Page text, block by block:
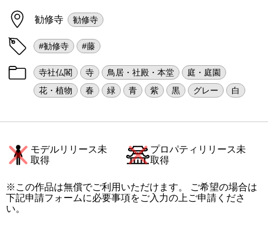
勧修寺 勧修寺
#勧修寺 #藤
寺社仏閣 寺 鳥居・社殿・本堂
庭・庭園
花・植物
春 緑 青 紫 黒 グレー 白
モデルリリース未
取得
プロパティリリース未
取得
※この作品は無償でご利用いただけます。 ご希望の場合は
下記申請フォームに必要事項をご入力の上ご申請くださ
い。